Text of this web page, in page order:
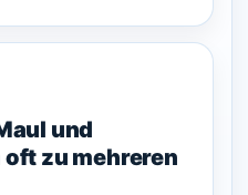
und
zu mehreren